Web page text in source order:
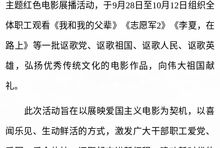
主题红色电影展播活动，于9月28日至10月12日组织全
体职工观看《我和我的父辈》《志愿军2》《李夏，在
路上》等一批讴歌党、讴歌祖国、讴歌人民、讴歌英
雄，弘扬优秀传统文化的电影作品，向伟大祖国献
礼。
此次活动旨在以展映爱国主义电影为契机，以喜
闻乐见、生动鲜活的方式，激发广大干部职工爱党、